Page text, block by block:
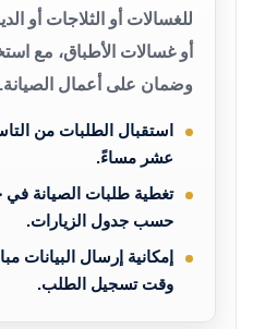
للغسالات أو الثلاجات أو
أو غسالات الأطباق، مع
وضمان على أعمال الصيانة.
استقبال الطلبات من
عشر مساءً.
تغطية طلبات الصيانة
حسب جدول الزيارات.
إمكانية إرسال البيانات
وقت تسجيل الطلب.